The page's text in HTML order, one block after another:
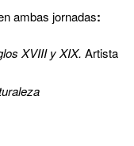
ambas jornadas:
XVIII y XIX. Artista